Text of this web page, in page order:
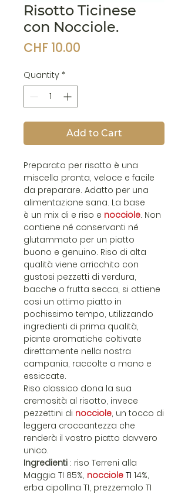
Risotto Ticinese
con Nocciole.
CHF 10.00
Quantity *
Add to Cart
Preparato per risotto è una
miscella pronta, veloce e facile
da preparare. Adatto per una
alimentazione sana. La base
è un mix di e riso e nocciole. Non
contiene né conservanti né
glutammato per un piatto
buono e genuino. Riso di alta
qualità viene arricchito con
gustosi pezzetti di verdura,
bacche o frutta secca, si ottiene
cosi un ottimo piatto in
pochissimo tempo, utilizzando
ingredienti di prima qualità,
piante aromatiche coltivate
direttamente nella nostra
campania, raccolte a mano e
essiccate.
Riso classico dona la sua
cremosità al risotto, invece
pezzettini di nocciole, un tocco di
leggera croccantezza che
renderà il vostro piatto davvero
unico.
Ingredienti : riso Terreni alla
Maggia TI 85%, nocciole TI 14%,
erba cipollina TI, prezzemolo TI